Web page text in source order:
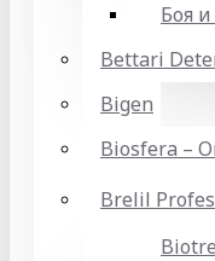
Боя
Bettari
Bigen
Biosfera –
Brelil